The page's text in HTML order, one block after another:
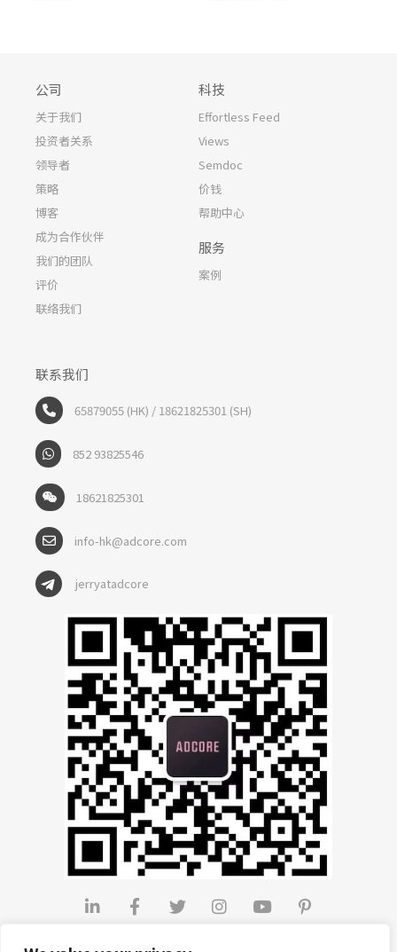
公司
关于我们
投资者关系
领导者
策略
博客
成为合作伙伴
我们的团队
评价
联络我们
科技
Effortless Feed
Views
Semdoc
价钱
帮助中心
服务
案例
联系我们
65879055 (HK) / 18621825301 (SH)
852 93825546
18621825301
info-hk@adcore.com
jerryatadcore